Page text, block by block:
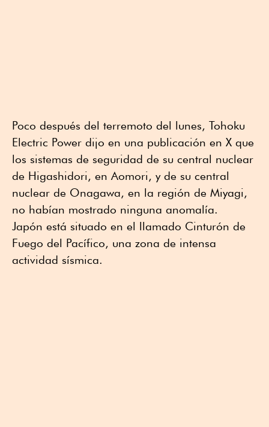
Poco después del terremoto del lunes, Tohoku
Electric Power dijo en una publicación en X que
los sistemas de seguridad de su central nuclear
de Higashidori, en Aomori, y de su central
nuclear de Onagawa, en la región de Miyagi,
no habían mostrado ninguna anomalía.
Japón está situado en el llamado Cinturón de
Fuego del Pacífico, una zona de intensa
actividad sísmica.